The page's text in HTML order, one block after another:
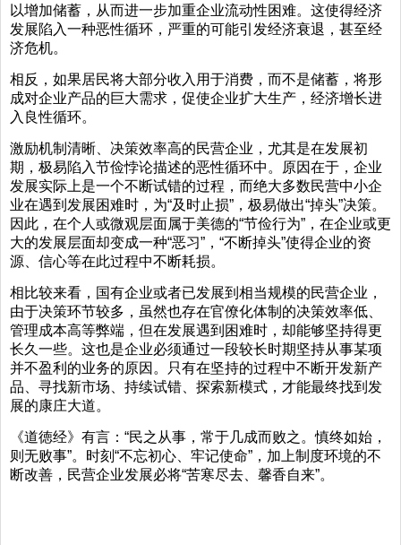
以增加储蓄，从而进一步加重企业流动性困难。这使得经济
发展陷入一种恶性循环，严重的可能引发经济衰退，甚至经
济危机。
相反，如果居民将大部分收入用于消费，而不是储蓄，将形
成对企业产品的巨大需求，促使企业扩大生产，经济增长进
入良性循环。
激励机制清晰、决策效率高的民营企业，尤其是在发展初
期，极易陷入节俭悖论描述的恶性循环中。原因在于，企业
发展实际上是一个不断试错的过程，而绝大多数民营中小企
业在遇到发展困难时，为“及时止损”，极易做出“掉头”决策。
因此，在个人或微观层面属于美德的“节俭行为”，在企业或更
大的发展层面却变成一种“恶习”，“不断掉头”使得企业的资
源、信心等在此过程中不断耗损。
相比较来看，国有企业或者已发展到相当规模的民营企业，
由于决策环节较多，虽然也存在官僚化体制的决策效率低、
管理成本高等弊端，但在发展遇到困难时，却能够坚持得更
长久一些。这也是企业必须通过一段较长时期坚持从事某项
并不盈利的业务的原因。只有在坚持的过程中不断开发新产
品、寻找新市场、持续试错、探索新模式，才能最终找到发
展的康庄大道。
《道徳经》有言：“民之从事，常于几成而败之。慎终如始，
则无败事”。时刻“不忘初心、牢记使命”，加上制度环境的不
断改善，民营企业发展必将“苦寒尽去、馨香自来”。